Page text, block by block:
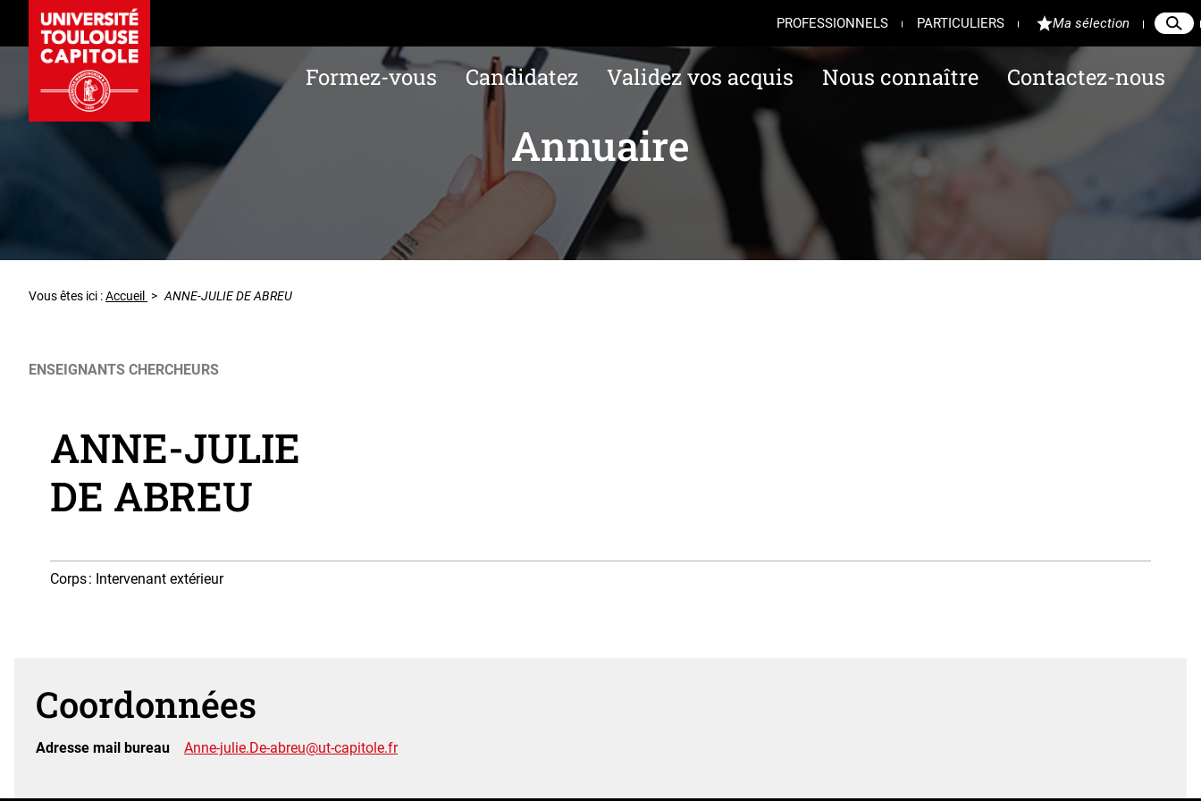
PROFESSIONNELS PARTICULIERS Ma sélection
Formez-vous Candidatez Validez vos acquis Nous connaître Contactez-nous
Annuaire
Vous êtes ici :Accueil > ANNE-JULIE DE ABREU
ENSEIGNANTS CHERCHEURS
ANNE-JULIE
DE ABREU
Corps: Intervenant extérieur
Coordonnées
Adresse mail bureau Anne-julie.De-abreu@ut-capitole.fr